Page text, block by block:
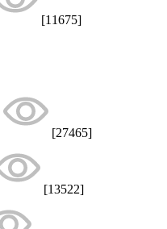
[11675]
[27465]
[13522]